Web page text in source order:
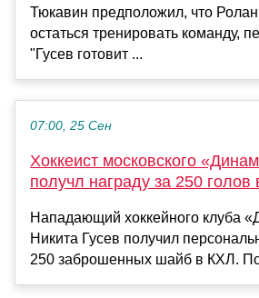
Тюкавин предположил, что
остаться тренировать команду,
"Гусев готовит ...
07:00, 25 Сен
Хоккеист московского
получл награду за 250 голов
Нападающий хоккейного клуба
Никита Гусев получил
250 заброшенных шайб в КХЛ.